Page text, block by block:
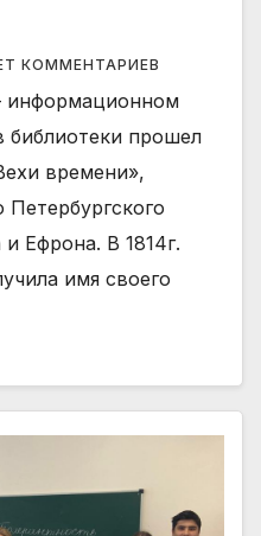
КОММЕНТАРИЕВ
информационном
библиотеки прошел
времени»,
и Ефрона. В 1814г.
имя своего